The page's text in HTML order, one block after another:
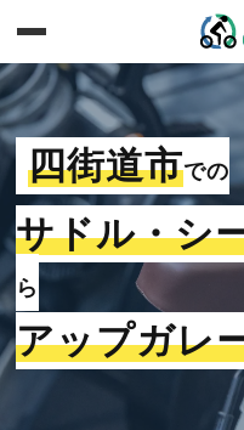
四街道市での
サドル・シ
ら
アップガレ